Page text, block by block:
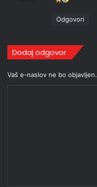
Odgovori
Dodaj odgovor
Vaš e-naslov ne bo objavljen.